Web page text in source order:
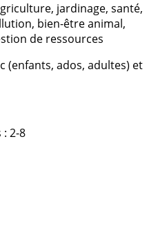
jardinage, santé,
bien-être animal,
de ressources
(enfants, ados, adultes) et
2-8